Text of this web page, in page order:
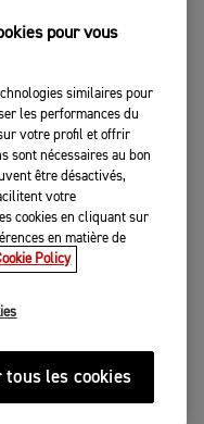
pour vous
similaires pour
les performances du
votre profil et offrir
sont nécessaires au bon
être désactivés,
votre
cookies en cliquant sur
en matière de
Policy
tous les cookies